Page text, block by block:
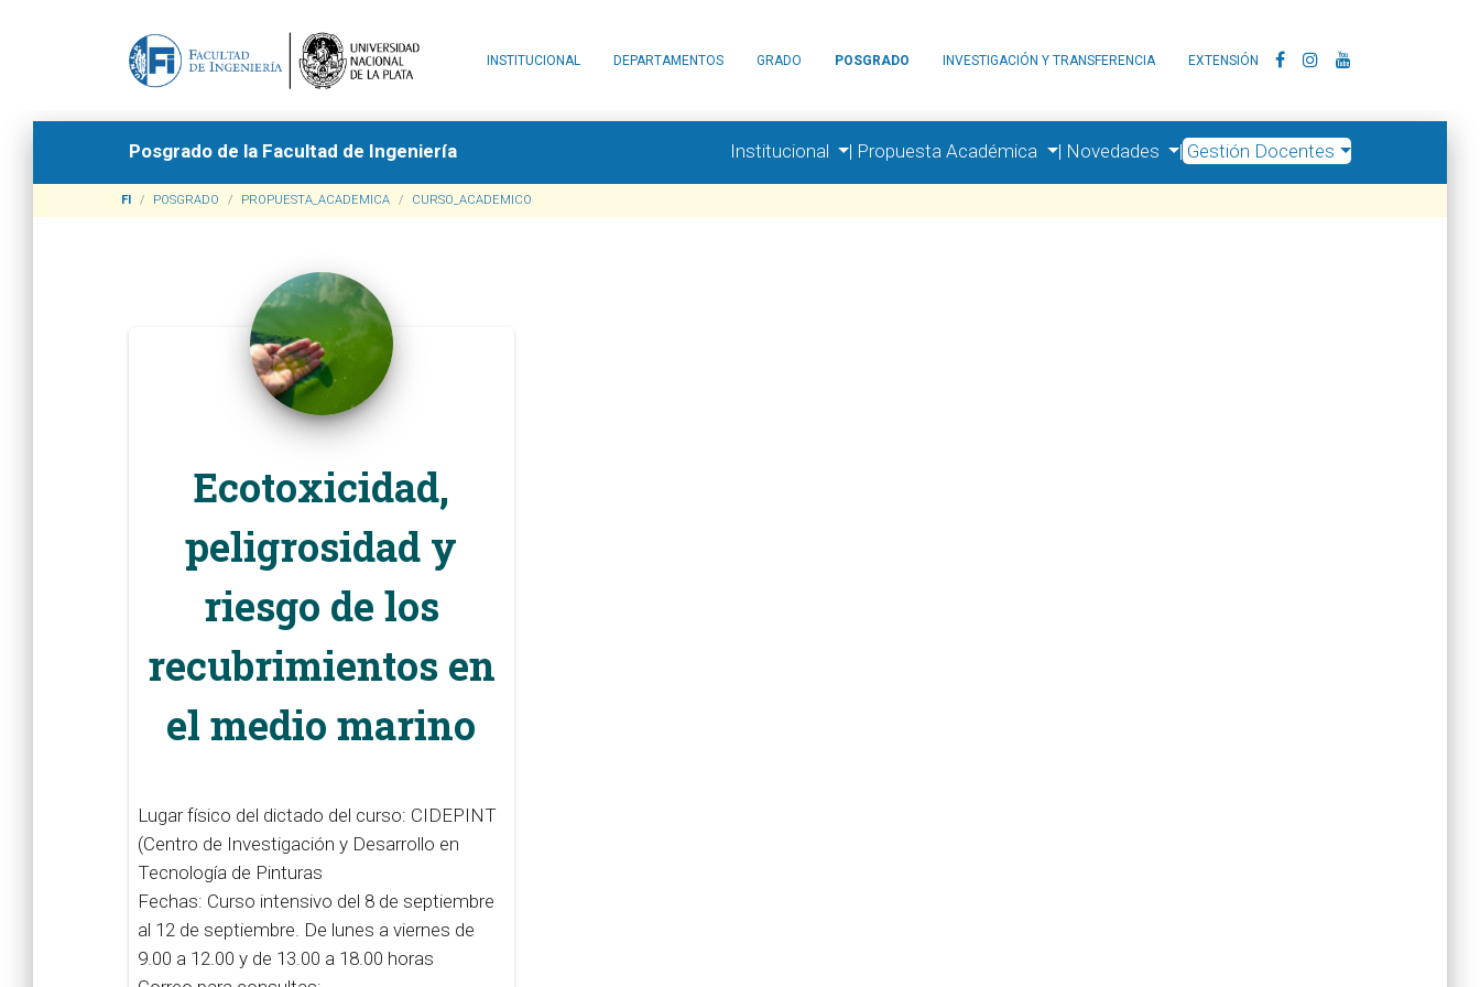
INSTITUCIONAL DEPARTAMENTOS GRADO POSGRADO INVESTIGACIÓN Y TRANSFERENCIA EXTENSIÓN
Posgrado de la Facultad de Ingeniería Institucional | Propuesta Académica | Novedades | Gestión Docentes
FI POSGRADO PROPUESTA_ACADEMICA CURSO_ACADEMICO
Ecotoxicidad,
peligrosidad y
riesgo de los
recubrimientos en
el medio marino
Lugar físico del dictado del curso: CIDEPINT
(Centro de Investigación y Desarrollo en
Tecnología de Pinturas
Fechas: Curso intensivo del 8 de septiembre
al 12 de septiembre. De lunes a viernes de
9.00 a 12.00 y de 13.00 a 18.00 horas